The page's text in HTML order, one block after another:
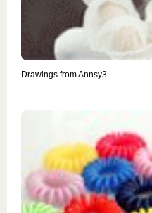
Drawings from Annsy3